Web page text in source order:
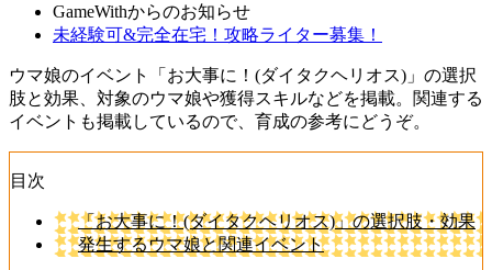
GameWithからのお知らせ
未経験可&完全在宅！攻略ライター募集！
ウマ娘のイベント「お大事に！(ダイタクヘリオス)」の選択
肢と効果、対象のウマ娘や獲得スキルなどを掲載。関連する
イベントも掲載しているので、育成の参考にどうぞ。
目次
「お大事に！(ダイタクヘリオス)」の選択肢・効果
発生するウマ娘と関連イベント